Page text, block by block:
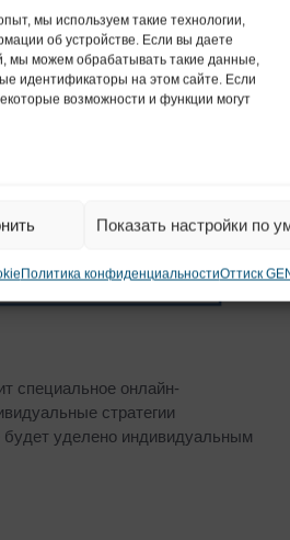
мы используем такие технологии,
об устройстве. Если вы даете
мы можем обрабатывать такие данные,
идентификаторы на этом сайте. Если
возможности и функции могут
Показать настройки по
Политика конфиденциальностиОттиск
специальное онлайн-
стратегии
уделено индивидуальным